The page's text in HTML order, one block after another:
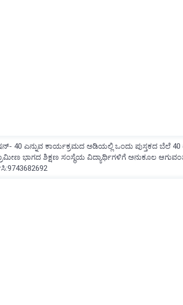
40 ಎನ್ನುವ ಕಾರ್ಯಕ್ರಮದ ಅಡಿಯಲ್ಲಿ ಒಂದು ಪುಸ್ತಕದ ಬೆಲೆ 40
ಭಾಗದ ಶಿಕ್ಷಣ ಸಂಸ್ಥೆಯ ವಿದ್ಯಾರ್ಥಿಗಳಿಗೆ ಅನುಕೂಲ